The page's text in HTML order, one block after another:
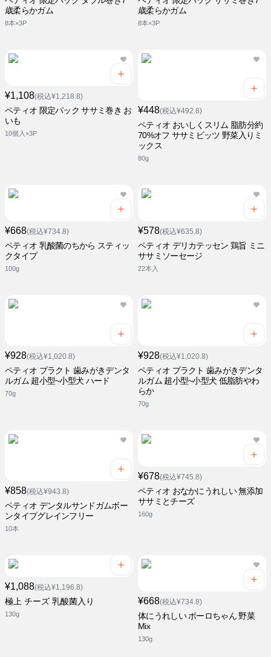
歳柔らかガム
8本×3P
歳柔らかガム
8本×3P
¥1,108(税込¥1,218.8)
ペティオ 限定パック ササミ巻き お
いも
10個入×3P
¥448(税込¥492.8)
ペティオ おいしくスリム 脂肪分約
70%オフ ササミビッツ 野菜入りミ
ックス
80g
¥668(税込¥734.8)
ペティオ 乳酸菌のちから スティッ
クタイプ
100g
¥578(税込¥635.8)
ペティオ デリカテッセン 鶏旨 ミニ
ササミソーセージ
22本入
¥928(税込¥1,020.8)
ペティオ プラクト 歯みがきデンタ
ルガム 超小型~小型犬 ハード
70g
¥928(税込¥1,020.8)
ペティオ プラクト 歯みがきデンタ
ルガム 超小型~小型犬 低脂肪やわ
らか
70g
¥858(税込¥943.8)
ペティオ デンタルサンドガムボー
ンタイプグレインフリー
10本
¥678(税込¥745.8)
ペティオ おなかにうれしい 無添加
ササミとチーズ
160g
¥1,088(税込¥1,196.8)
極上 チーズ 乳酸菌入り
130g
¥668(税込¥734.8)
体にうれしい ボーロちゃん 野菜
Mix
130g